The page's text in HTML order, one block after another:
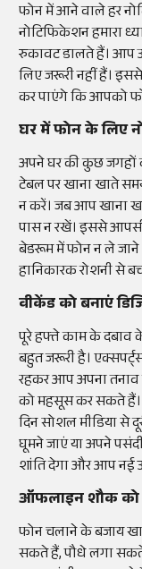
फोन में आने वाले हर
नोटिफिकेशन हमारा
रुकावट डालते हैं। आप
लिए जरूरी नहीं हैं।
कर पाएंगे कि आपको
घर में फोन के लिए
अपने घर की कुछ जगहों
टेबल पर खाना खाते
न करें। जब आप खाना
पास न रखें। इससे
बेडरूम में फोन न ले
हानिकारक रोशनी से
वीकेंड को बनाएं
पूरे हफ्ते काम के दबाव
बहुत जरूरी है।
रहकर आप अपना
को महसूस कर सकते हैं।
दिन सोशल मीडिया से
घूमने जाएं या अपने
शांति देगा और आप नई
ऑफलाइन शौक
फोन चलाने के बजाय
सकते हैं, पौधे लगा